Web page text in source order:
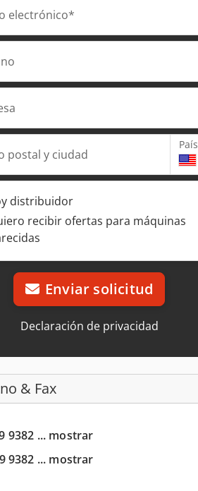
electrónico*
postal y ciudad
País
distribuidor
recibir ofertas para máquinas
Enviar solicitud
Declaración de privacidad
& Fax
9382 ... mostrar
9382 ... mostrar